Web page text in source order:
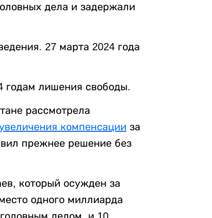
дела и задержали
27 марта 2024 года
годам лишения свободы.
рассмотрела
компенсации за
прежнее решение без
который осужден за
одного миллиарда